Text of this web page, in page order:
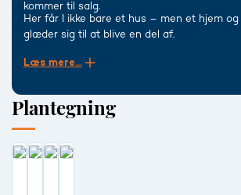
kommer til salg.
Her får I ikke bare et hus – men et hjem
glæder sig til at blive en del af.
Læs mere...
Plantegning